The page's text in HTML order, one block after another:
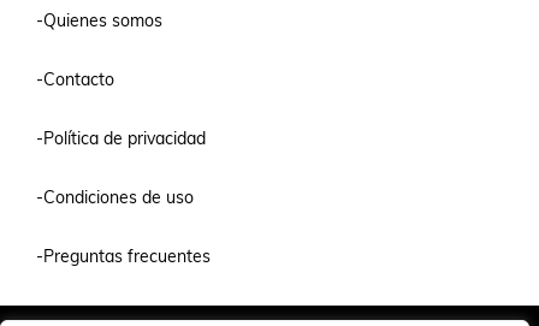
-Quienes somos
-Contacto
-Política de privacidad
-Condiciones de uso
-Preguntas frecuentes